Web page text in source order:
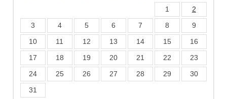
1
2
3
4 5 6 7 8
9
10
11 12 13 14 15
16
17
18 19 20 21 22
23
24
25 26 27 28 29
30
31